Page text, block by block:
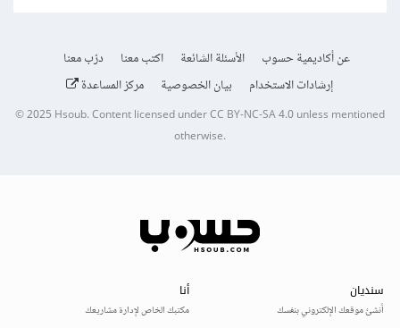
عن أكاديمية حسوب الأسئلة الشائعة اكتب معنا
درّب معنا
إرشادات الاستخدام
بيان الخصوصية مركز المساعدة
© 2025Hsoub.Content licensed underCC BY-NC-SA 4.0unless mentioned
otherwise.